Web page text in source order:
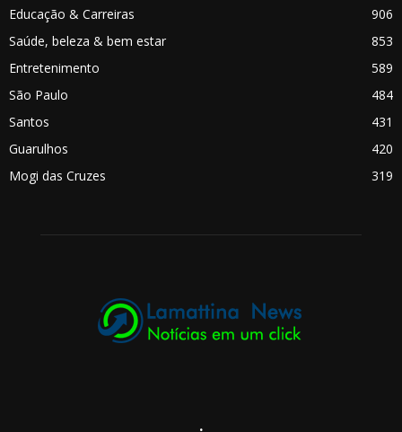
Educação & Carreiras
906
Saúde, beleza & bem estar
853
Entretenimento
589
São Paulo
484
Santos
431
Guarulhos
420
Mogi das Cruzes
319
.